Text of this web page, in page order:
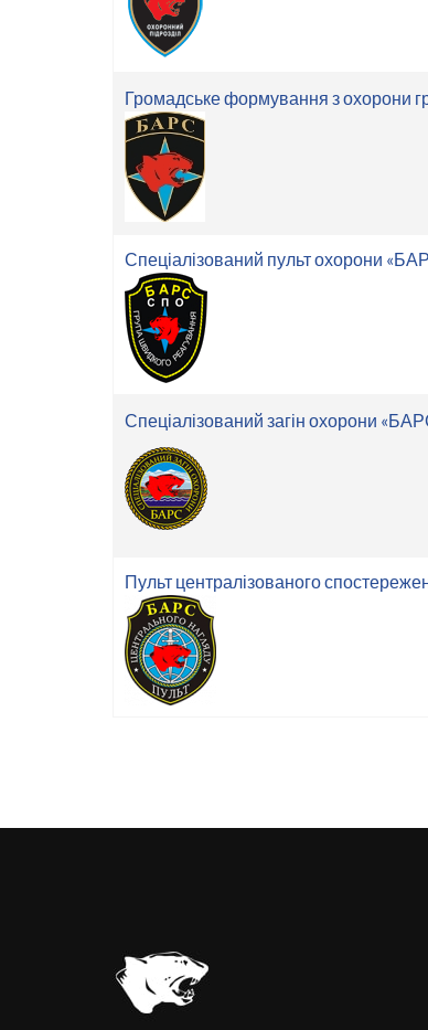
Громадське формування з охорони
Спеціалізований пульт охорони
Спеціалізований загін охорони
Пульт централізованого